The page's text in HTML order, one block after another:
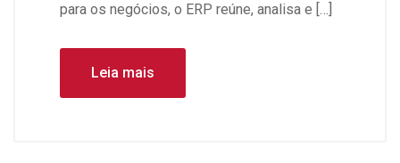
para os negócios, o ERP reúne, analisa e […]
Leia mais